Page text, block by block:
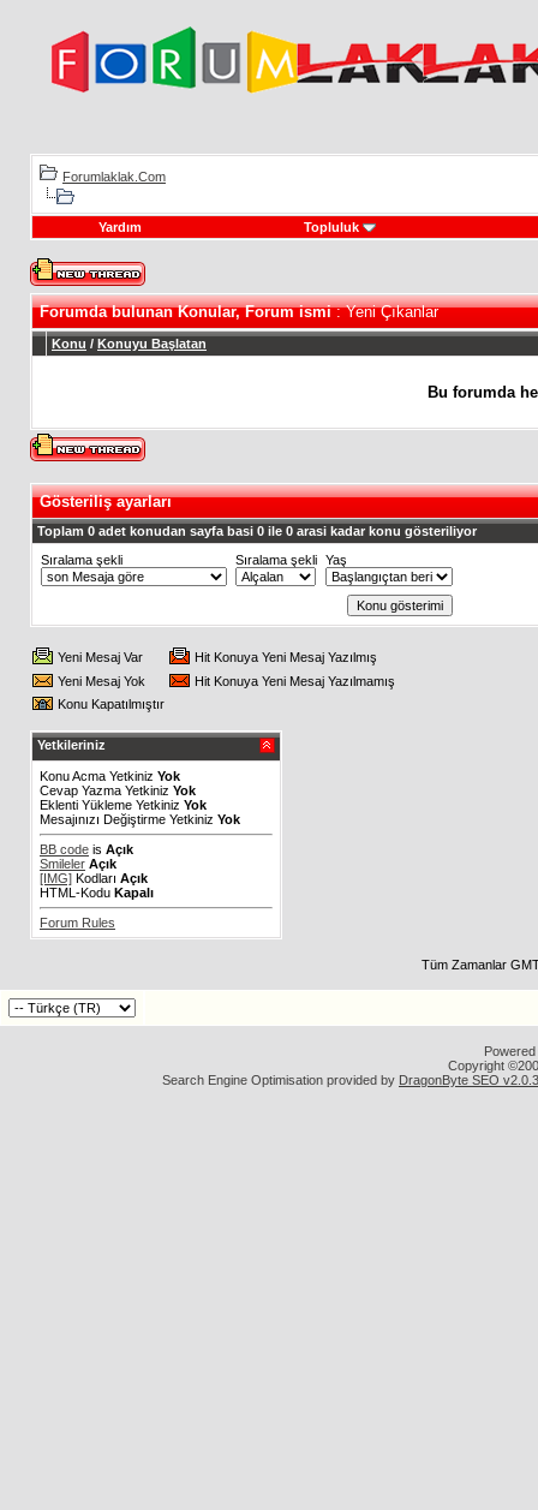
Forumlaklak.Com
Yardım Topluluk
Forumda bulunan Konular, Forum ismi: Yeni Çıkanlar
Konu / Konuyu Başlatan
Bu forumda
Gösteriliş ayarları
Toplam 0 adet konudan sayfa basi 0 ile 0 arasi kadar konu gösteriliyor
Sıralama şekli
Sıralama şekli Yaş
Yeni Mesaj Var
Hit Konuya Yeni Mesaj Yazılmış
Yeni Mesaj Yok
Hit Konuya Yeni Mesaj Yazılmamış
Konu Kapatılmıştır
Yetkileriniz
Konu Acma Yetkiniz Yok
Cevap Yazma Yetkiniz Yok
Eklenti Yükleme Yetkiniz Yok
Mesajınızı Değiştirme Yetkiniz Yok
BB code is Açık
Smileler Açık
[IMG] Kodları Açık
HTML-Kodu Kapalı
Forum Rules
Tüm Zamanlar
Copyright
Search Engine Optimisation provided by DragonByte SEO